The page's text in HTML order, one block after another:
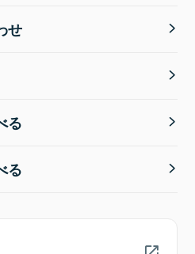
せ
る
る